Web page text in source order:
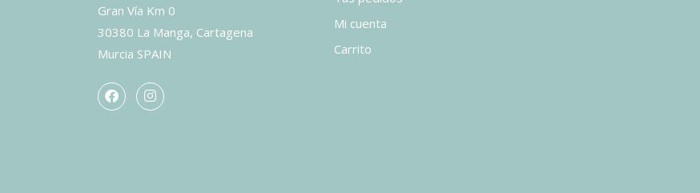
Gran Vía Km 0
30380 La Manga, Cartagena
Murcia SPAIN
Mi cuenta
Carrito